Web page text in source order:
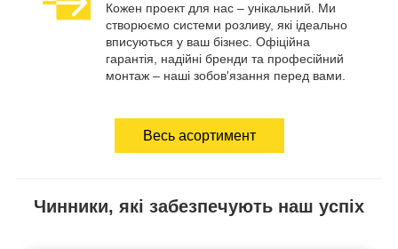
Кожен проект для нас – унікальний. Ми
створюємо системи розливу, які ідеально
вписуються у ваш бізнес. Офіційна
гарантія, надійні бренди та професійний
монтаж – наші зобов'язання перед вами.
Весь асортимент
Чинники, які забезпечують наш успіх